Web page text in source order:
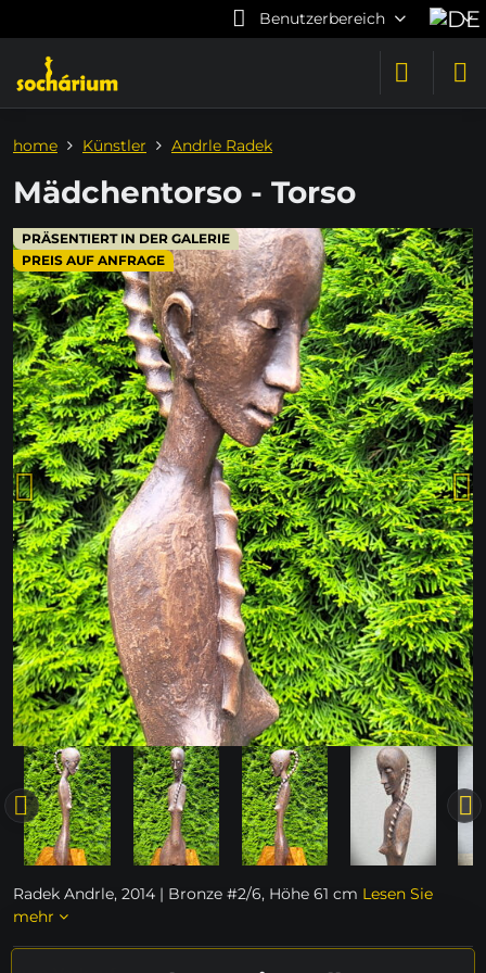
Benutzerbereich
PRÄSENTIERT IN DER GALERIE
PREIS AUF ANFRAGE
home Künstler Andrle Radek
Mädchentorso - Torso
Radek Andrle, 2014 | Bronze #2/6, Höhe 61 cm Lesen Sie
mehr